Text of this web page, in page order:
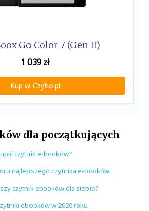
Go Color 7 (Gen II)
1 039 zł
Kup w Czytio.pl
dla początkujących
czytnik e-booków?
najlepszego czytnika e-booków
czytnik ebooków dla siebie?
ebooków w 2020 roku